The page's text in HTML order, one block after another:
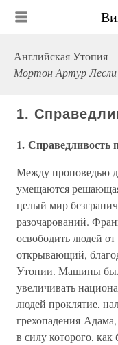
Английская Утопия
Мортон Артур Лесли
1.
1. Справедливость
Между проповедью
умещаются
целый мир
разочарований.
освободить людей
открывающий,
Утопии. Машины
увеличивать
людей проклятие,
грехопадения
в силу которого,